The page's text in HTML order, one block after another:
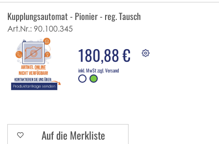
Kupplungsautomat - Pionier - reg. Tausch
Art.Nr.: 90.100.345
180,88 €
inkl. MwSt zzgl. Versand
Auf die Merkliste